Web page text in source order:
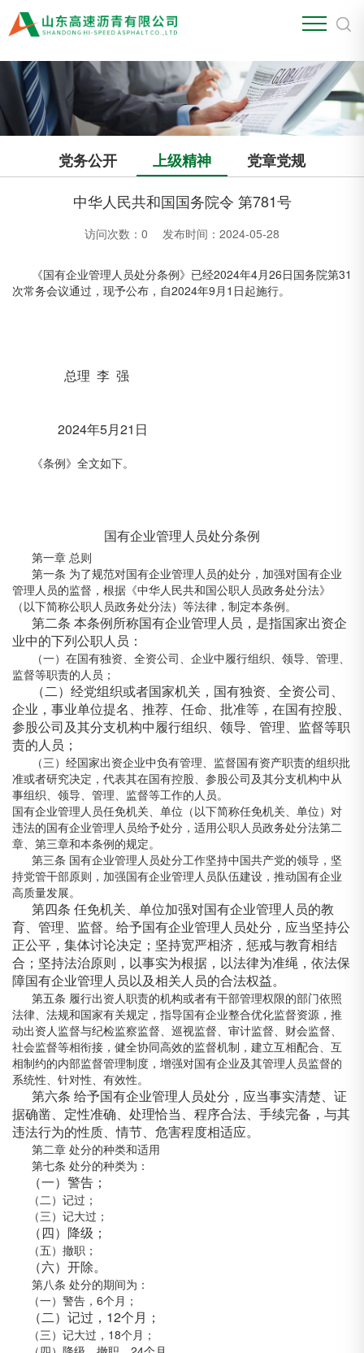
党务公开 上级精神
党章党规
中华人民共和国国务院令 第781号
访问次数： 0 发布时间：2024-05-28
《国有企业管理人员处分条例》已经2024年4月26日国务院第31
次常务会议通过，现予公布，自2024年9月1日起施行。
总理 李 强
2024年5月21日
《条例》全文如下。
国有企业管理人员处分条例
第一章 总则
第一条 为了规范对国有企业管理人员的处分，加强对国有企业
管理人员的监督，根据《中华人民共和国公职人员政务处分法》
（以下简称公职人员政务处分法）等法律，制定本条例。
第二条 本条例所称国有企业管理人员，是指国家出资企
业中的下列公职人员：
（一）在国有独资、全资公司、企业中履行组织、领导、管理、
监督等职责的人员；
（二）经党组织或者国家机关，国有独资、全资公司、
企业，事业单位提名、推荐、任命、批准等，在国有控股、
参股公司及其分支机构中履行组织、领导、管理、监督等职
责的人员；
（三）经国家出资企业中负有管理、监督国有资产职责的组织批
准或者研究决定，代表其在国有控股、参股公司及其分支机构中从
事组织、领导、管理、监督等工作的人员。
国有企业管理人员任免机关、单位（以下简称任免机关、单位）对
违法的国有企业管理人员给予处分，适用公职人员政务处分法第二
章、第三章和本条例的规定。
第三条 国有企业管理人员处分工作坚持中国共产党的领导，坚
持党管干部原则，加强国有企业管理人员队伍建设，推动国有企业
高质量发展。
第四条 任免机关、单位加强对国有企业管理人员的教
育、管理、监督。给予国有企业管理人员处分，应当坚持公
正公平，集体讨论决定；坚持宽严相济，惩戒与教育相结
合；坚持法治原则，以事实为根据，以法律为准绳，依法保
障国有企业管理人员以及相关人员的合法权益。
第五条 履行出资人职责的机构或者有干部管理权限的部门依照
法律、法规和国家有关规定，指导国有企业整合优化监督资源，推
动出资人监督与纪检监察监督、巡视监督、审计监督、财会监督、
社会监督等相衔接，健全协同高效的监督机制，建立互相配合、互
相制约的内部监督管理制度，增强对国有企业及其管理人员监督的
系统性、针对性、有效性。
第六条 给予国有企业管理人员处分，应当事实清楚、证
据确凿、定性准确、处理恰当、程序合法、手续完备，与其
违法行为的性质、情节、危害程度相适应。
第二章 处分的种类和适用
第七条 处分的种类为：
（一）警告；
（二）记过；
（三）记大过；
（四）降级；
（五）撤职；
（六）开除。
第八条 处分的期间为：
（一）警告，6个月；
（二）记过，12个月；
（三）记大过，18个月；